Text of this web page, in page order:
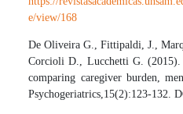
e/view/168
De Oliveira G., Fittipaldi, J.,
Corcioli D., Lucchetti G. (2015).
comparing caregiver burden,
Psychogeriatrics,15(2):123-132.